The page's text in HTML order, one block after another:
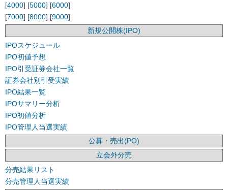
[4000] [5000] [6000]
[7000] [8000] [9000]
新規公開株(IPO)
IPOスケジュール
IPO初値予想
IPO引受証券会社一覧
証券会社別引受実績
IPO結果一覧
IPOサマリー分析
IPO初値分析
IPO管理人当選実績
公募・売出(PO)
立会外分売
分売結果リスト
分売管理人当選実績